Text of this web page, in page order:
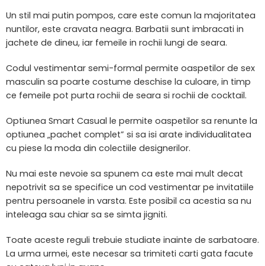
Un stil mai putin pompos, care este comun la majoritatea
nuntilor, este cravata neagra. Barbatii sunt imbracati in
jachete de dineu, iar femeile in rochii lungi de seara.
Codul vestimentar semi-formal permite oaspetilor de sex
masculin sa poarte costume deschise la culoare, in timp
ce femeile pot purta rochii de seara si rochii de cocktail.
Optiunea Smart Casual le permite oaspetilor sa renunte la
optiunea „pachet complet” si sa isi arate individualitatea
cu piese la moda din colectiile designerilor.
Nu mai este nevoie sa spunem ca este mai mult decat
nepotrivit sa se specifice un cod vestimentar pe invitatiile
pentru persoanele in varsta. Este posibil ca acestia sa nu
inteleaga sau chiar sa se simta jigniti.
Toate aceste reguli trebuie studiate inainte de sarbatoare.
La urma urmei, este necesar sa trimiteti carti gata facute